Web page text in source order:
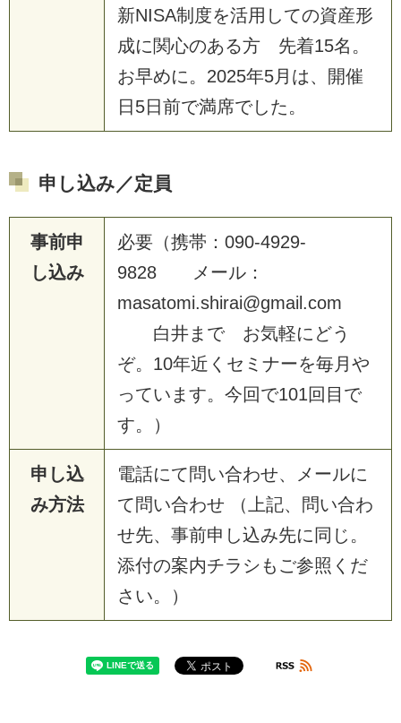
新NISA制度を活用しての資産形
成に関心のある方 先着15名。
お早めに。2025年5月は、開催
日5日前で満席でした。
申し込み／定員
事前申
し込み
必要（携帯：090-4929-
9828 メール：
masatomi.shirai@gmail.com
白井まで お気軽にどう
ぞ。10年近くセミナーを毎月や
っています。今回で101回目で
す。）
申し込
み方法
電話にて問い合わせ、メールに
て問い合わせ （上記、問い合わ
せ先、事前申し込み先に同じ。
添付の案内チラシもご参照くだ
さい。）